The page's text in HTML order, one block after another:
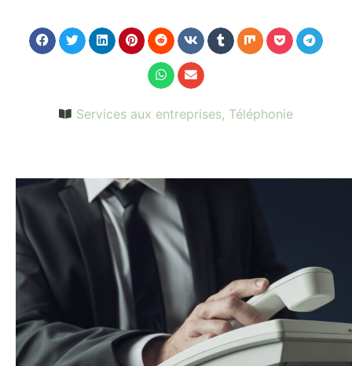
Services aux entreprises, Téléphonie